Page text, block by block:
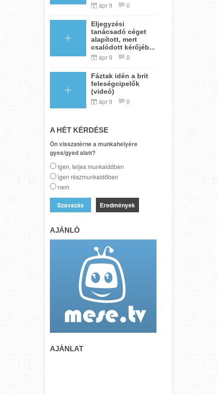
ápr 9 0
Eljegyzési
tanácsadó céget
alapított, mert
csalódott kérőjéb...
ápr 9 0
Fáztak idén a brit
feleségcipelők
(videó)
ápr 9 0
A HÉT KÉRDÉSE
Ön visszatérne a munkahelyére
gyes/gyed alatt?
igen, teljes munkaidőben
igen részmunkaidőben
nem
Eredmények
AJÁNLÓ
AJÁNLAT